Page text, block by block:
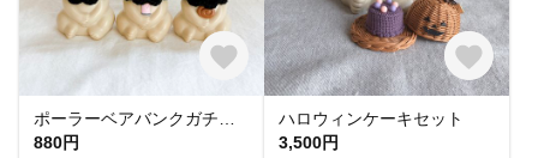
880円
ハロウィンケーキセット
3,500円